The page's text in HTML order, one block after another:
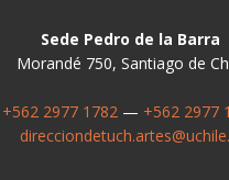
Sede Pedro de la Barra
Morandé 750, Santiago de
+562 2977 1782— +562 2977